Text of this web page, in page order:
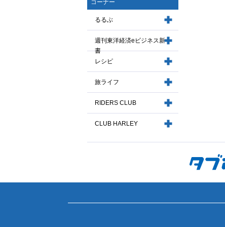
コーナー
るるぶ
週刊東洋経済eビジネス新
書
レシピ
旅ライフ
RIDERS CLUB
CLUB HARLEY